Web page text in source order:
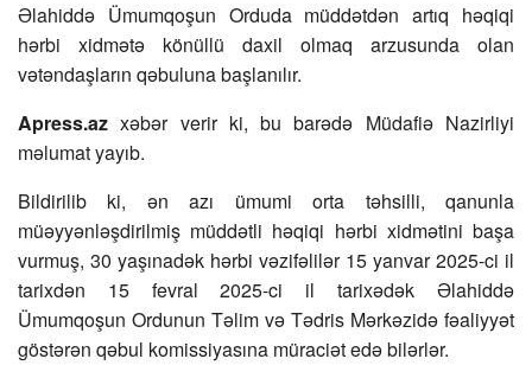
Əlahiddə Ümumqoşun Orduda müddətdən artıq həqiqi
hərbi xidmətə könüllü daxil olmaq arzusunda olan
vətəndaşların qəbuluna başlanılır.
Apress.az xəbər verir ki, bu barədə Müdafiə Nazirliyi
məlumat yayıb.
Bildirilib ki, ən azı ümumi orta təhsilli, qanunla
müəyyənləşdirilmiş müddətli həqiqi hərbi xidmətini başa
vurmuş, 30 yaşınadək hərbi vəzifəlilər 15 yanvar 2025-ci il
tarixdən 15 fevral 2025-ci il tarixədək Əlahiddə
Ümumqoşun Ordunun Təlim və Tədris Mərkəzidə fəaliyyət
göstərən qəbul komissiyasına müraciət edə bilərlər.